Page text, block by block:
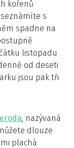
kořenů
s
spadne na
listopadu
od deseti
jsou pak tři
, nazývaná
dlouze
plachá